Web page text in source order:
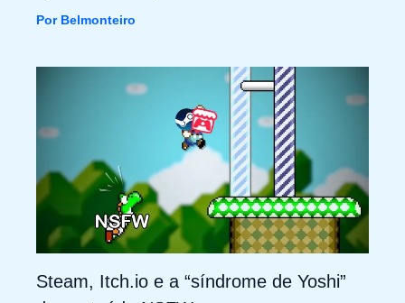
Por Belmonteiro
Steam, Itch.io e a “síndrome de Yoshi”